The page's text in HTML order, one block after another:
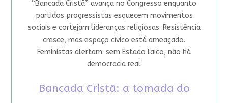
“Bancada Cristã” avança no Congresso enquanto
partidos progressistas esquecem movimentos
sociais e cortejam lideranças religiosas. Resistência
cresce, mas espaço cívico está ameaçado.
Feministas alertam: sem Estado laico, não há
democracia real
Bancada Cristã: a tomada do